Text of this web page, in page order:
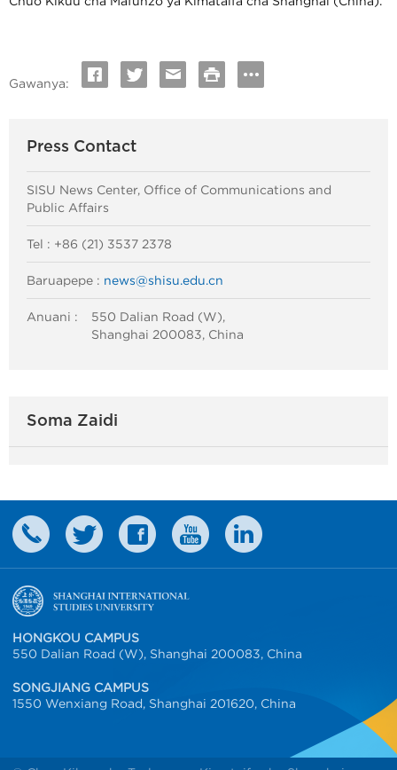
Gawanya:
Press Contact
SISU News Center, Office of Communications and
Public Affairs
Tel : +86 (21) 3537 2378
Baruapepe : news@shisu.edu.cn
Anuani :
550 Dalian Road (W),
Shanghai 200083, China
Soma Zaidi
HONGKOU CAMPUS
550 Dalian Road (W), Shanghai 200083, China
SONGJIANG CAMPUS
1550 Wenxiang Road, Shanghai 201620, China